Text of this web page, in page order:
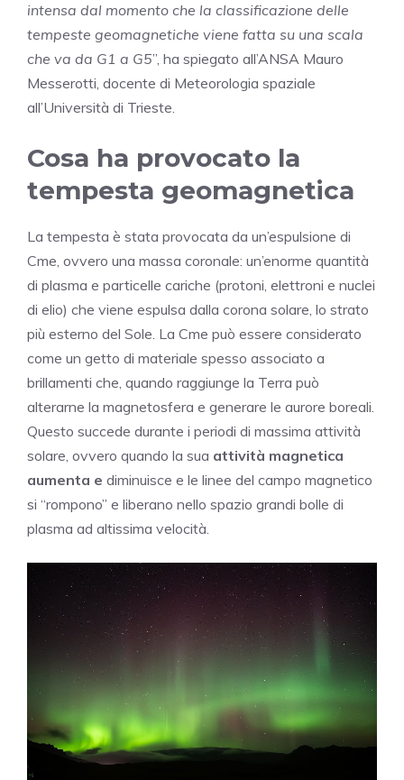
intensa dal momento che la classificazione delle
tempeste geomagnetiche viene fatta su una scala
che va da G1 a G5”, ha spiegato all’ANSA Mauro
Messerotti, docente di Meteorologia spaziale
all’Università di Trieste.
Cosa ha provocato la
tempesta geomagnetica
La tempesta è stata provocata da un’espulsione di
Cme, ovvero una massa coronale: un’enorme quantità
di plasma e particelle cariche (protoni, elettroni e nuclei
di elio) che viene espulsa dalla corona solare, lo strato
più esterno del Sole. La Cme può essere considerato
come un getto di materiale spesso associato a
brillamenti che, quando raggiunge la Terra può
alterarne la magnetosfera e generare le aurore boreali.
Questo succede durante i periodi di massima attività
solare, ovvero quando la sua attività magnetica
aumenta e diminuisce e le linee del campo magnetico
si “rompono” e liberano nello spazio grandi bolle di
plasma ad altissima velocità.